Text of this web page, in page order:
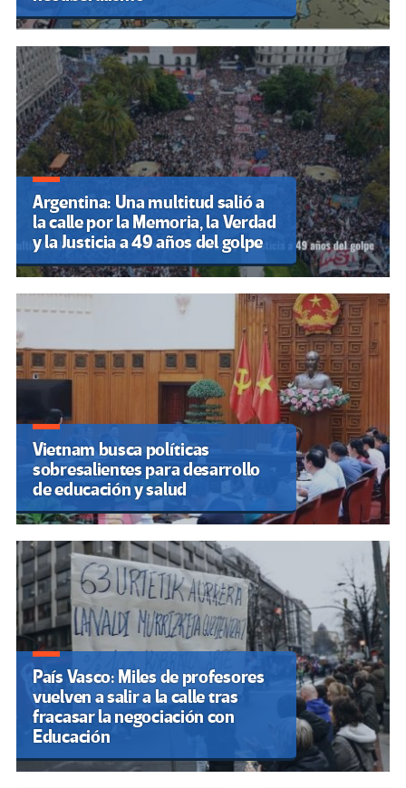
Argentina: Una multitud salió a
la calle por la Memoria, la Verdad
y la Justicia a 49 años del golpe
Vietnam busca políticas
sobresalientes para desarrollo
de educación y salud
País Vasco: Miles de profesores
vuelven a salir a la calle tras
fracasar la negociación con
Educación